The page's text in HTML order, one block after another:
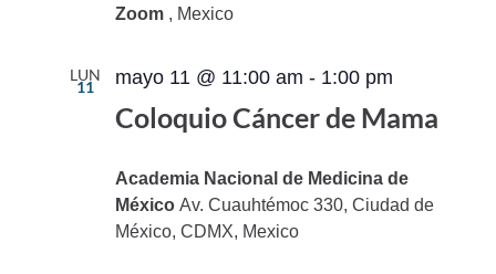
Zoom , Mexico
LUN
11 mayo 11 @ 11:00 am - 1:00 pm
Coloquio Cáncer de Mama
Academia Nacional de Medicina de
México Av. Cuauhtémoc 330, Ciudad de
México, CDMX, Mexico